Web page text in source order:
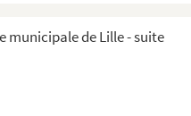
municipale de Lille ​- suite